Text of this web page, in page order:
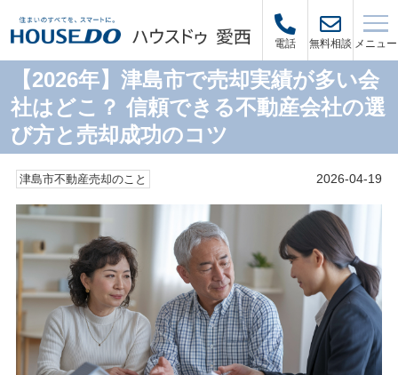
電話 無料相談 メニュー
【2026年】津島市で売却実績が多い会
社はどこ？ 信頼できる不動産会社の選
び方と売却成功のコツ
津島市不動産売却のこと 2026-04-19